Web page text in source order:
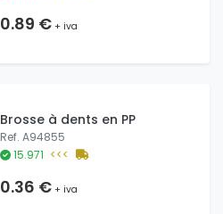
0.89 €+ iva
Brosse à dents en PP
Ref. A94855
15.971 <<<
0.36 €+ iva